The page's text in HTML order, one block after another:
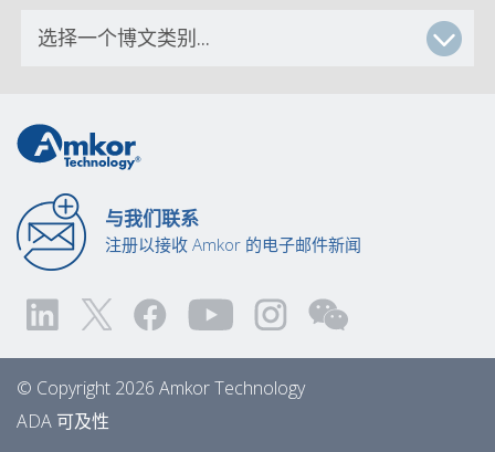
与我们联系
注册以接收 Amkor 的电子邮件新闻
© Copyright 2026 Amkor Technology
ADA 可及性